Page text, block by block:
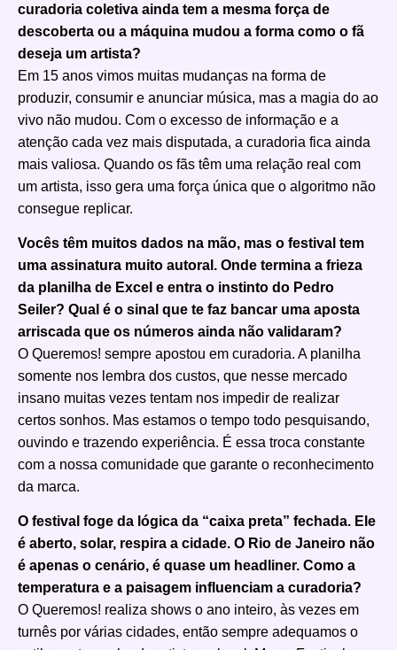
curadoria coletiva ainda tem a mesma força de
descoberta ou a máquina mudou a forma como o fã
deseja um artista?
Em 15 anos vimos muitas mudanças na forma de
produzir, consumir e anunciar música, mas a magia do ao
vivo não mudou. Com o excesso de informação e a
atenção cada vez mais disputada, a curadoria fica ainda
mais valiosa. Quando os fãs têm uma relação real com
um artista, isso gera uma força única que o algoritmo não
consegue replicar.
Vocês têm muitos dados na mão, mas o festival tem
uma assinatura muito autoral. Onde termina a frieza
da planilha de Excel e entra o instinto do Pedro
Seiler? Qual é o sinal que te faz bancar uma aposta
arriscada que os números ainda não validaram?
O Queremos! sempre apostou em curadoria. A planilha
somente nos lembra dos custos, que nesse mercado
insano muitas vezes tentam nos impedir de realizar
certos sonhos. Mas estamos o tempo todo pesquisando,
ouvindo e trazendo experiência. É essa troca constante
com a nossa comunidade que garante o reconhecimento
da marca.
O festival foge da lógica da “caixa preta” fechada. Ele
é aberto, solar, respira a cidade. O Rio de Janeiro não
é apenas o cenário, é quase um headliner. Como a
temperatura e a paisagem influenciam a curadoria?
O Queremos! realiza shows o ano inteiro, às vezes em
turnês por várias cidades, então sempre adequamos o